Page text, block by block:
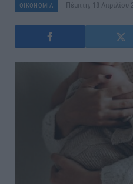
ΟΙΚΟΝΟΜΙΑ Πέμπτη, 18